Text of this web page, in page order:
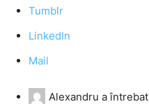
Tumblr
LinkedIn
Mail
Alexandru a întrebat